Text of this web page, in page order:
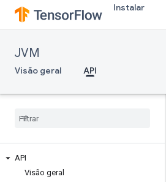
Instalar
JVM
Visão geral API
API
Visão geral